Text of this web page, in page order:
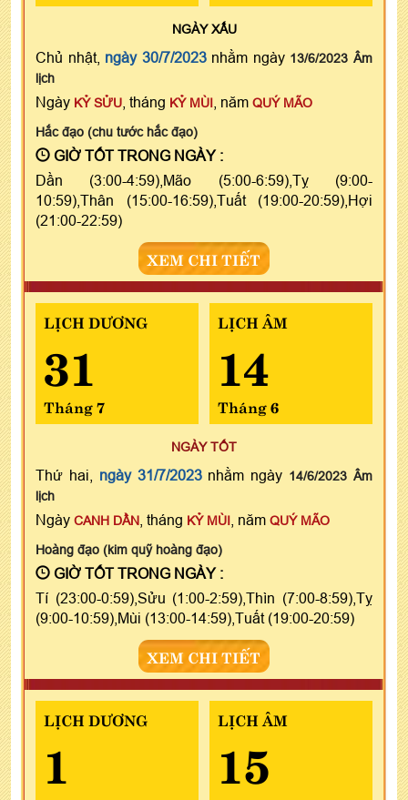
NGÀYXẤU
Chủ nhật, ngày 30/7/2023nhằm ngày 13/6/2023 Âm
lịch
Ngày KỶ SỬU , tháng KỶ MÙI , năm QUÝ MÃO
Hắc đạo (chu tước hắc đạo)
GIỜ TỐT TRONG NGÀY :
Dần (3:00-4:59),Mão (5:00-6:59),Tỵ (9:00-
10:59),Thân (15:00-16:59),Tuất (19:00-20:59),Hợi
(21:00-22:59)
XEM CHI TIẾT
LỊCH DƯƠNG
31
Tháng 7
LỊCH ÂM
14
Tháng 6
NGÀY TỐT
Thứ hai, ngày 31/7/2023nhằm ngày 14/6/2023 Âm
lịch
Ngày CANH DẦN , tháng KỶ MÙI , năm QUÝ MÃO
Hoàng đạo (kim quỹ hoàng đạo)
GIỜ TỐT TRONG NGÀY :
Tí (23:00-0:59),Sửu (1:00-2:59),Thìn (7:00-8:59),Tỵ
(9:00-10:59),Mùi (13:00-14:59),Tuất (19:00-20:59)
XEM CHI TIẾT
LỊCH DƯƠNG
1
LỊCH ÂM
15